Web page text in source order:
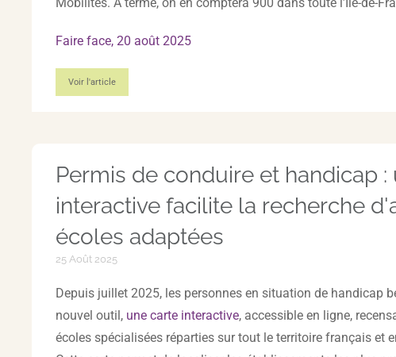
Faire face, 20 août 2025
Voir l'article
Permis de conduire et handicap :
interactive facilite la recherche
écoles adaptées
25 Août 2025
Depuis juillet 2025, les personnes en situation de handicap
nouvel outil, une carte interactive, accessible en ligne,
écoles spécialisées réparties sur tout le territoire français et